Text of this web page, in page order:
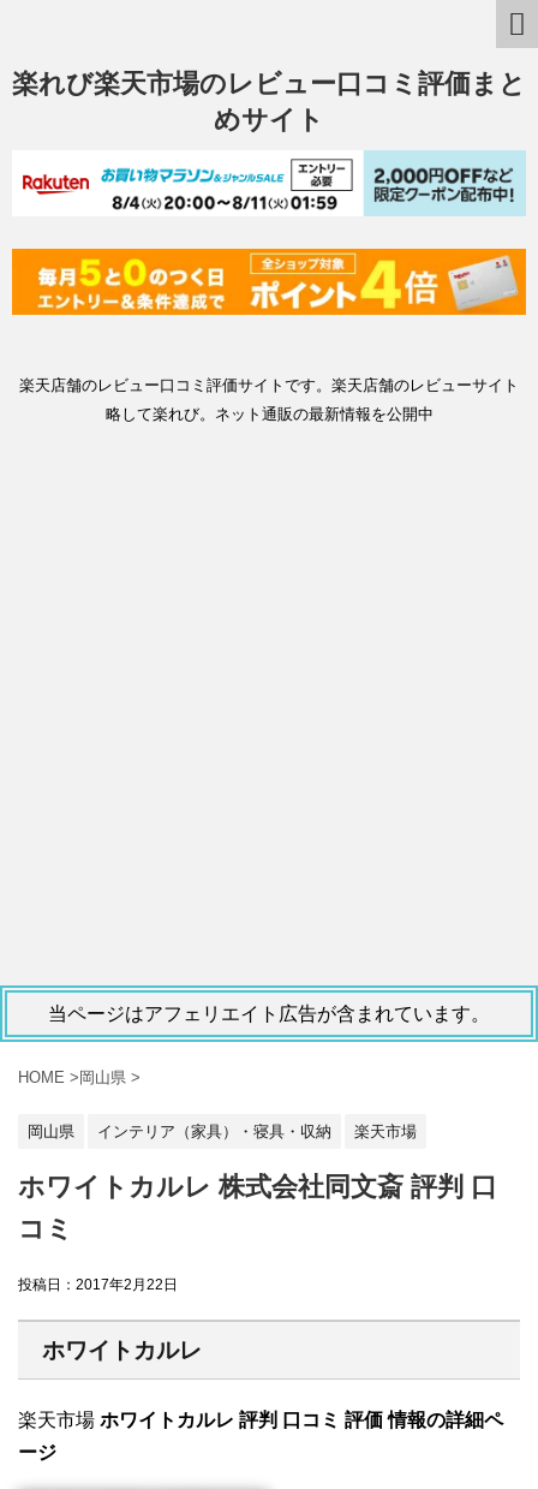
楽れび楽天市場のレビュー口コミ評価まと
めサイト
楽天店舗のレビュー口コミ評価サイトです。楽天店舗のレビューサイト
略して楽れび。ネット通販の最新情報を公開中
当ページはアフェリエイト広告が含まれています。
HOME >岡山県 >
岡山県 インテリア（家具）・寝具・収納 楽天市場
ホワイトカルレ 株式会社同文斎 評判 口
コミ
投稿日： 2017年2月22日
ホワイトカルレ
楽天市場 ホワイトカルレ 評判 口コミ 評価 情報の詳細ペ
ージ